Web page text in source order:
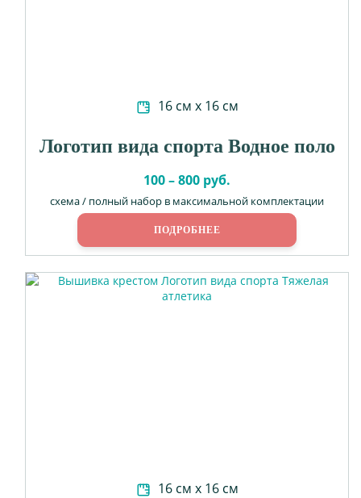
16 см х 16 см
Логотип вида спорта Водное поло
100 – 800 руб.
схема / полный набор в максимальной комплектации
ПОДРОБНЕЕ
16 см х 16 см